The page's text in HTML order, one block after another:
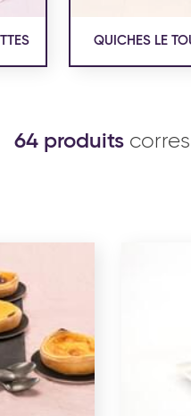
QUICHES LE
64 produits